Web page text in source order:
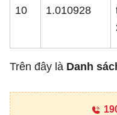
10 1.010928
Trên đây là Danh